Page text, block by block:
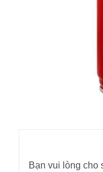
Bạn vui lòng cho